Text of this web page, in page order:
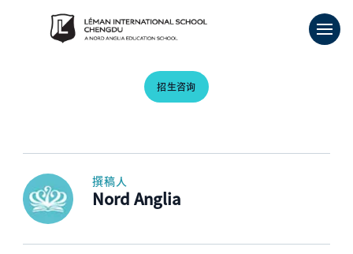
招生咨询
撰稿人
Nord Anglia